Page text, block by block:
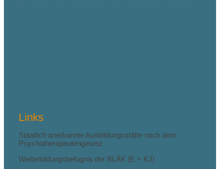
Links
Staatlich anerkannte Ausbildungsstätte nach dem
Psychotherapeutengesetz
Weiterbildungsbefugnis der BLÄK (E + KJ)